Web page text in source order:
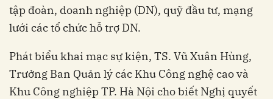
tập đoàn, doanh nghiệp (DN), quỹ đầu tư, mạng
lưới các tổ chức hỗ trợ DN.
Phát biểu khai mạc sự kiện, TS. Vũ Xuân Hùng,
Trưởng Ban Quản lý các Khu Công nghệ cao và
Khu Công nghiệp TP. Hà Nội cho biết Nghị quyết